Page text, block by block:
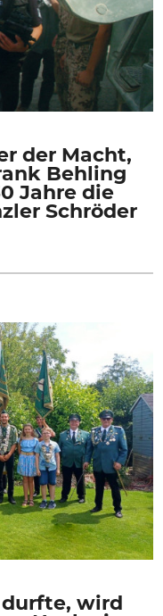
der Macht,
Behling
Jahre die
Schröder
wird